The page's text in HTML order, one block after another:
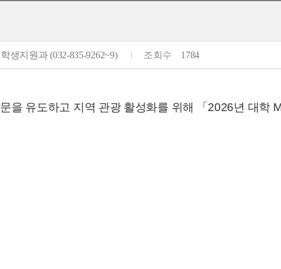
학생지원과 (032-835-9262~9) 조회수 1784
을 유도하고 지역 관광 활성화를 위해 「2026년 대학